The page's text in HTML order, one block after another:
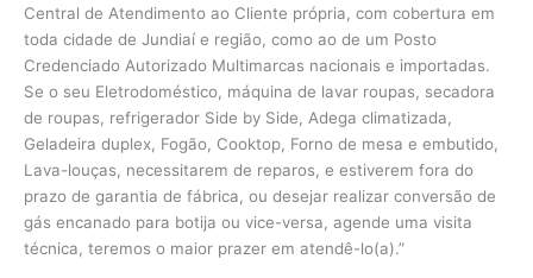
Central de Atendimento ao Cliente própria, com cobertura em
toda cidade de Jundiaí e região, como ao de um Posto
Credenciado Autorizado Multimarcas nacionais e importadas.
Se o seu Eletrodoméstico, máquina de lavar roupas, secadora
de roupas, refrigerador Side by Side, Adega climatizada,
Geladeira duplex, Fogão, Cooktop, Forno de mesa e embutido,
Lava-louças, necessitarem de reparos, e estiverem fora do
prazo de garantia de fábrica, ou desejar realizar conversão de
gás encanado para botija ou vice-versa, agende uma visita
técnica, teremos o maior prazer em atendê-lo(a).”